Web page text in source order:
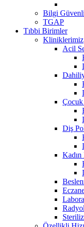
Bilgi
TGAP
Tıbbi Birimler
Kliniklerimiz
Acil
Diş